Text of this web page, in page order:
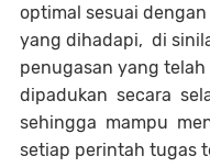
optimal sesuai
yang dihadapi, di
penugasan yang
dipadukan secara
sehingga mampu
setiap perintah tugas